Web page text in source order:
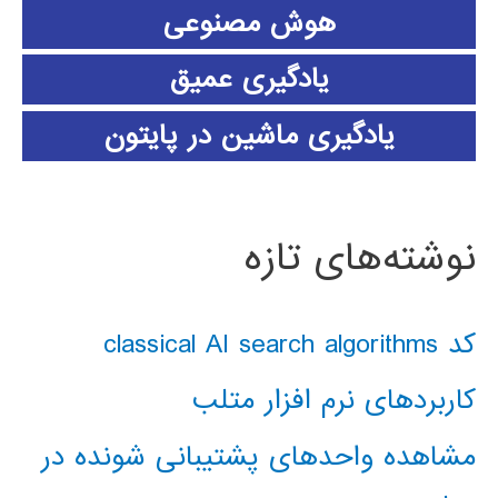
هوش مصنوعی
یادگیری عمیق
یادگیری ماشین در پایتون
نوشته‌های تازه
کد classical AI search algorithms
کاربردهای نرم افزار متلب
مشاهده واحدهای پشتیبانی شونده در